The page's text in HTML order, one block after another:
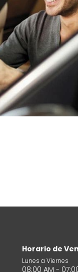
Horario de
Lunes a Viernes
08:00 AM -